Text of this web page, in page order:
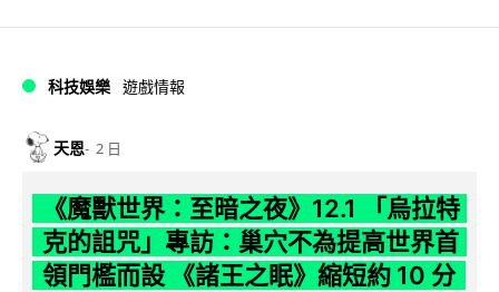
科技娛樂 遊戲情報
天恩 2 日
《魔獸世界：至暗之夜》12.1 「烏拉特
克的詛咒」專訪：巢穴不為提高世界首
領門檻而設 《諸王之眠》縮短約 10 分